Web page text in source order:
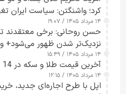
کرد؛ واشنگتن: سیاست ایران
۱۴ مرداد ۱۴۰۵ / ۱۹:۰۷
حسن روحانی: برخی
نزدیک‌تر شدن ظهور می‌شود+
۱۴ مرداد ۱۴۰۵ / ۱۵:۴۹
آخرین قیمت طلا و سکه در 14 مرداد+ جدول
۱۴ مرداد ۱۴۰۵ / ۱۲:۱۵
اپل با طرح اجاره‌ای جدید،